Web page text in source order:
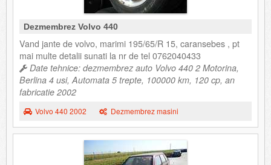
Dezmembrez Volvo 440
Vand jante de volvo, marimi 195/65/R 15, caransebes , pt
mai multe detalii sunati la nr de tel 0762040433
Date tehnice: dezmembrez auto Volvo 440 2 Motorina,
Berlina 4 usi, Automata 5 trepte, 100000 km, 120 cp, an
fabricatie 2002
Volvo 440 2002 Dezmembrez masini